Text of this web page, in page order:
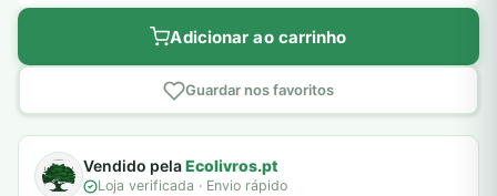
Adicionar ao carrinho
Guardar nos favoritos
Vendido pelaEcolivros.pt
Loja verificada · Envio rápido